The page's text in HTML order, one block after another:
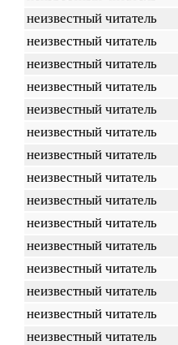
неизвестный читатель
неизвестный читатель
неизвестный читатель
неизвестный читатель
неизвестный читатель
неизвестный читатель
неизвестный читатель
неизвестный читатель
неизвестный читатель
неизвестный читатель
неизвестный читатель
неизвестный читатель
неизвестный читатель
неизвестный читатель
неизвестный читатель